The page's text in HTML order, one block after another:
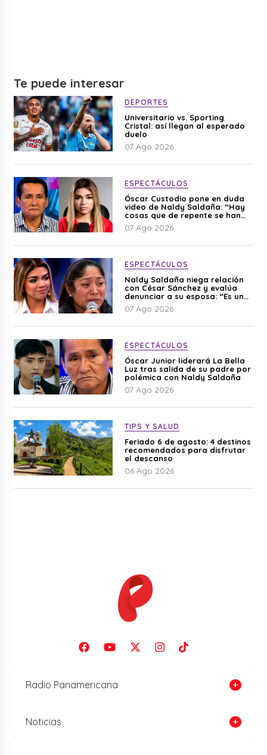
Te puede interesar
DEPORTES
Universitario vs. Sporting
Cristal: así llegan al esperado
duelo
07 Ago 2026
ESPECTÁCULOS
Óscar Custodio pone en duda
video de Naldy Saldaña: “Hay
cosas que de repente se han
editado”
07 Ago 2026
ESPECTÁCULOS
Naldy Saldaña niega relación
con César Sánchez y evalúa
denunciar a su esposa: “Es una
difamación”
07 Ago 2026
ESPECTÁCULOS
Óscar Junior liderará La Bella
Luz tras salida de su padre por
polémica con Naldy Saldaña
07 Ago 2026
TIPS Y SALUD
Feriado 6 de agosto: 4 destinos
recomendados para disfrutar
el descanso
06 Ago 2026
Radio Panamericana
Noticias